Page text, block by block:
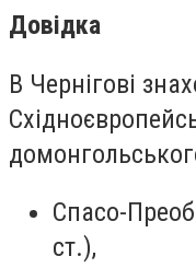
Довідка
В Чернігові
Спасо-
ст.),